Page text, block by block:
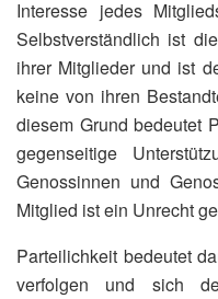
Interesse jedes
Selbstverständlich ist
ihrer Mitglieder und ist
keine von ihren
diesem Grund bedeutet
gegenseitige
Genossinnen und
Mitglied ist ein Unrecht
Parteilichkeit bedeutet
verfolgen und sich